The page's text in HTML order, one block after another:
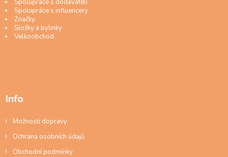
Spolupráce s dodavateli
Spolupráce s influencery
Značky
Složky a bylinky
Velkoobchod
Info
Možnosti dopravy
Ochrana osobních údajů
Obchodní podmínky